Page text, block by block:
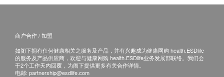
肌酸酐
游离甲状腺素
血液检查
查询，须向提供服务之体检中心或商户提出。
商户合作 / 加盟
如阁下拥有任何健康相关之服务及产品，并有兴趣成为健康网购 health.ESDlife
的服务及产品供应商，欢迎与健康网购 health.ESDlife业务发展部联络。我们会
于2个工作天内回覆，为阁下提供更多有关合作详情。
电邮: partnership@esdlife.com